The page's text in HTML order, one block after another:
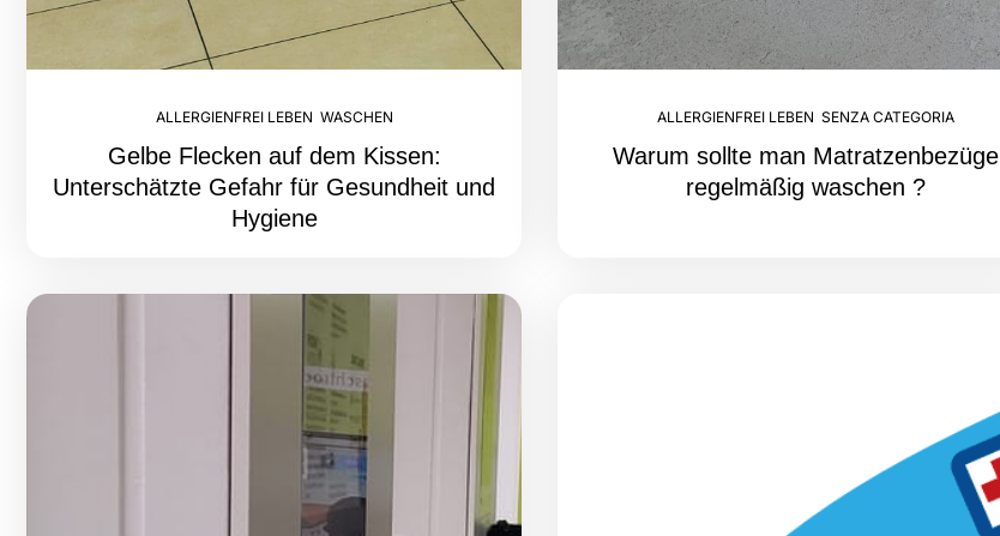
ALLERGIENFREI LEBEN WASCHEN
Gelbe Flecken auf dem Kissen:
Unterschätzte Gefahr für Gesundheit und
Hygiene
ALLERGIENFREI LEBEN SENZA CATEGORIA
Warum sollte man Matratzenbezüge
regelmäßig waschen ?